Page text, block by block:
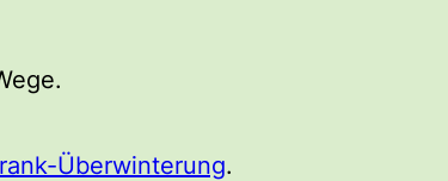
Überwinterung.